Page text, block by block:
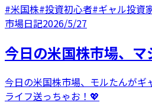
#米国株#投資初心者#ギャル投資
市場日記2026/5/27
今日の米国株市場、
今日の米国株市場、モルたんがギ
ライフ送っちゃお！💖